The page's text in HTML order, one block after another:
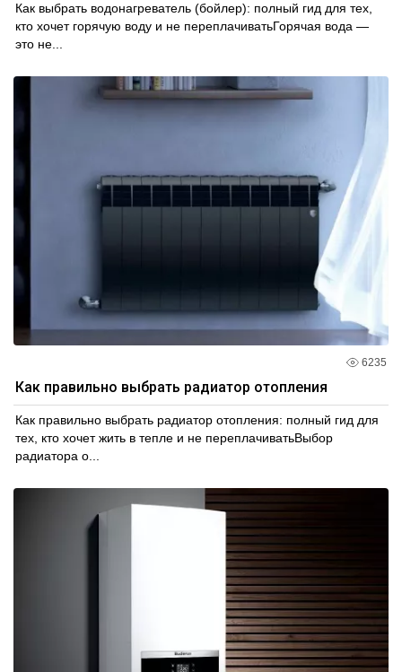
Как выбрать водонагреватель (бойлер): полный гид для тех,
кто хочет горячую воду и не переплачиватьГорячая вода —
это не...
6235
Как правильно выбрать радиатор отопления
Как правильно выбрать радиатор отопления: полный гид для
тех, кто хочет жить в тепле и не переплачиватьВыбор
радиатора о...